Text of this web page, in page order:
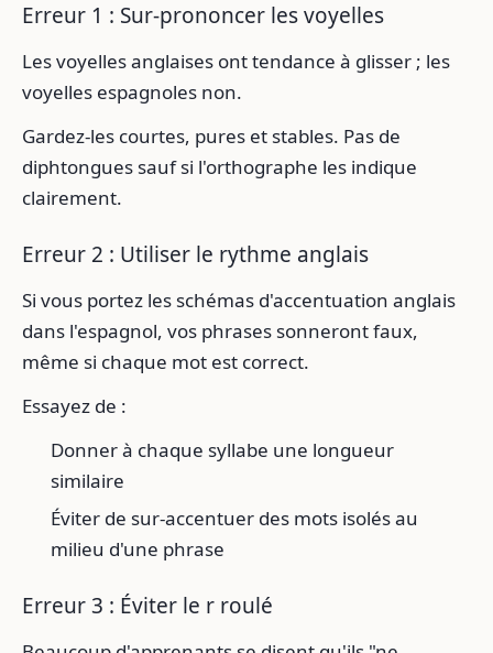
Erreur 1 : Sur-prononcer les voyelles
Les voyelles anglaises ont tendance à glisser ; les
voyelles espagnoles non.
Gardez-les courtes, pures et stables. Pas de
diphtongues sauf si l'orthographe les indique
clairement.
Erreur 2 : Utiliser le rythme anglais
Si vous portez les schémas d'accentuation anglais
dans l'espagnol, vos phrases sonneront faux,
même si chaque mot est correct.
Essayez de :
Donner à chaque syllabe une longueur
similaire
Éviter de sur-accentuer des mots isolés au
milieu d'une phrase
Erreur 3 : Éviter le r roulé